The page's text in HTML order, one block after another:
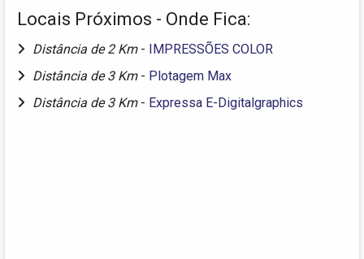
Locais Próximos - Onde Fica:
Distância de 2 Km - IMPRESSÕES COLOR
Distância de 3 Km - Plotagem Max
Distância de 3 Km - Expressa E-Digitalgraphics